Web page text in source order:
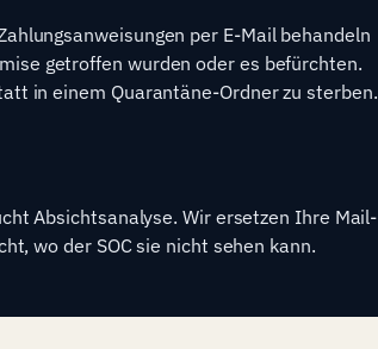
per E-Mail behandeln
getroffen wurden oder es befürchten.
in einem Quarantäne-Ordner zu sterben.
Absichtsanalyse. Wir ersetzen Ihre Mail-
wo der SOC sie nicht sehen kann.